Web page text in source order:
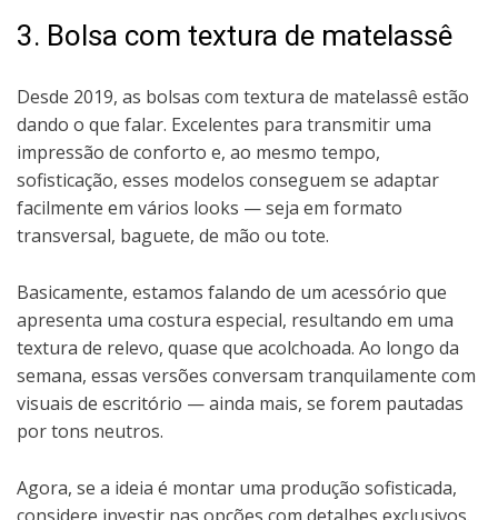
3. Bolsa com textura de matelassê
Desde 2019, as bolsas com textura de matelassê estão
dando o que falar. Excelentes para transmitir uma
impressão de conforto e, ao mesmo tempo,
sofisticação, esses modelos conseguem se adaptar
facilmente em vários looks — seja em formato
transversal, baguete, de mão ou tote.
Basicamente, estamos falando de um acessório que
apresenta uma costura especial, resultando em uma
textura de relevo, quase que acolchoada. Ao longo da
semana, essas versões conversam tranquilamente com
visuais de escritório — ainda mais, se forem pautadas
por tons neutros.
Agora, se a ideia é montar uma produção sofisticada,